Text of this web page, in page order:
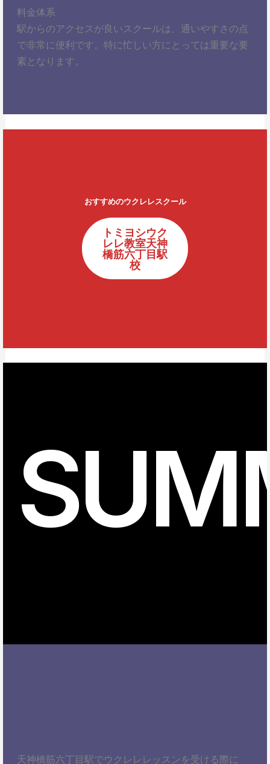
料金体系
駅からのアクセスが良いスクールは、通いやすさの点
で非常に便利です。特に忙しい方にとっては重要な要
素となります。
おすすめのウクレレスクール
トミヨシウク
レレ教室天神
橋筋六丁目駅
校
天神橋筋六丁目駅でウクレレレッスンを受ける際に